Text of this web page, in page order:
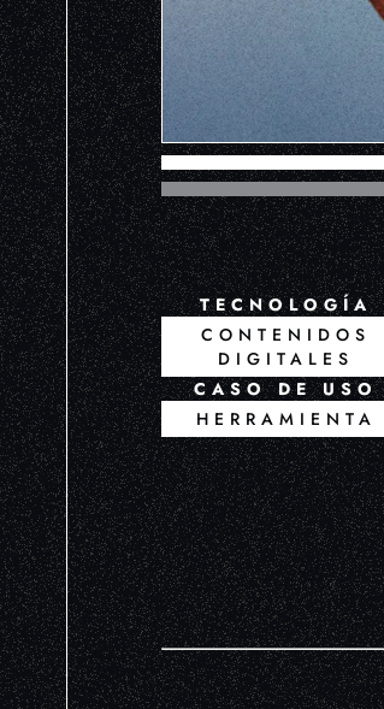
TECNOLOGÍA
CONTENIDOS
DIGITALES
CASO DE USO
HERRAMIENTA